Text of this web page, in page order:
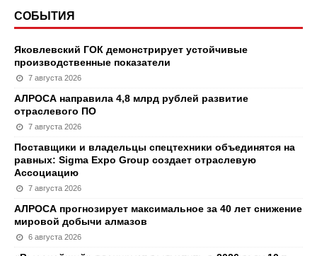
СОБЫТИЯ
Яковлевский ГОК демонстрирует устойчивые
производственные показатели
7 августа 2026
АЛРОСА направила 4,8 млрд рублей развитие
отраслевого ПО
7 августа 2026
Поставщики и владельцы спецтехники объединятся на
равных: Sigma Expo Group создает отраслевую
Ассоциацию
7 августа 2026
АЛРОСА прогнозирует максимальное за 40 лет снижение
мировой добычи алмазов
6 августа 2026